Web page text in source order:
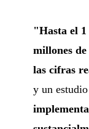
"Hasta el
millones
las cifras
y un